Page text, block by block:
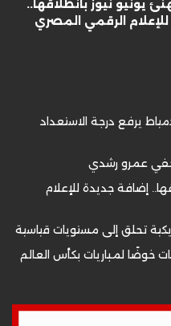
يونيو نيوز بانطلاقها..
الرقمي المصري
يرفع درجة الاستعداد
عمرو رشدي
إضافة جديدة للإعلام
تحلق إلى مستويات قياسية
خوضًا لمباريات بكأس العالم